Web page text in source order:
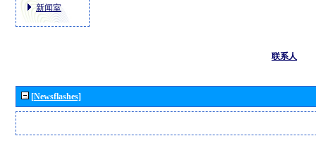
新闻室
联系人
[Newsflashes]